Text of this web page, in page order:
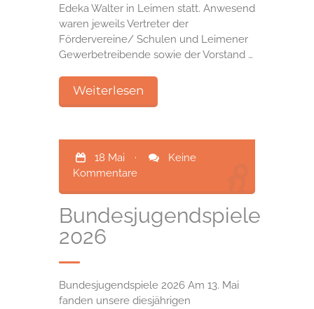
Edeka Walter in Leimen statt. Anwesend
waren jeweils Vertreter der
Fördervereine/ Schulen und Leimener
Gewerbetreibende sowie der Vorstand …
Weiterlesen
18 Mai ·
Keine
Kommentare
Bundesjugendspiele
2026
Bundesjugendspiele 2026 Am 13. Mai
fanden unsere diesjährigen